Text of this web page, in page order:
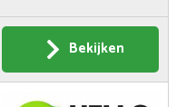
Bekijken